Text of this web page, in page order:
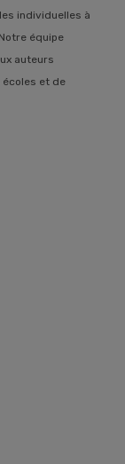
individuelles à
équipe
auteurs
et de